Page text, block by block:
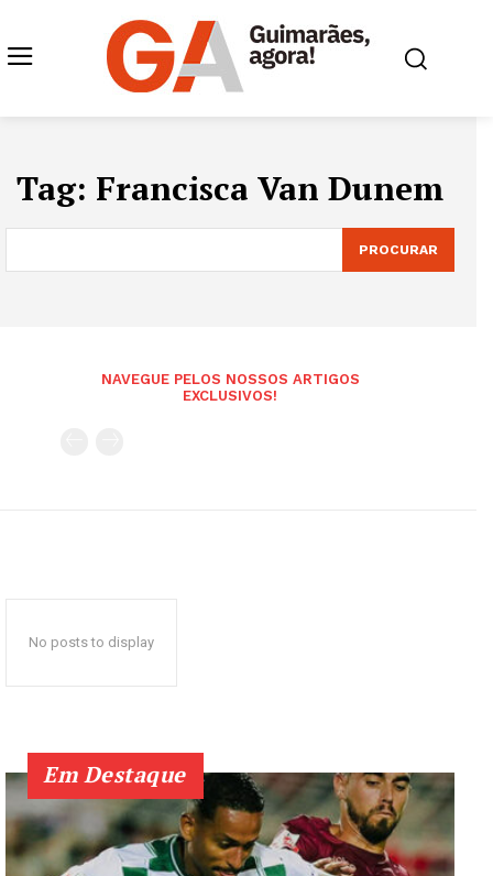
Tag: Francisca Van Dunem
PROCURAR
NAVEGUE PELOS NOSSOS ARTIGOS
EXCLUSIVOS!
No posts to display
Em Destaque